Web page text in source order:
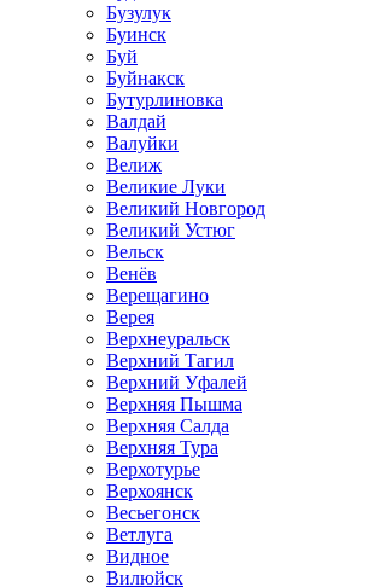
Бузулук
Буинск
Буй
Буйнакск
Бутурлиновка
Валдай
Валуйки
Велиж
Великие Луки
Великий Новгород
Великий Устюг
Вельск
Венёв
Верещагино
Верея
Верхнеуральск
Верхний Тагил
Верхний Уфалей
Верхняя Пышма
Верхняя Салда
Верхняя Тура
Верхотурье
Верхоянск
Весьегонск
Ветлуга
Видное
Вилюйск